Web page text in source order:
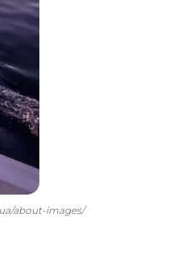
about-images/